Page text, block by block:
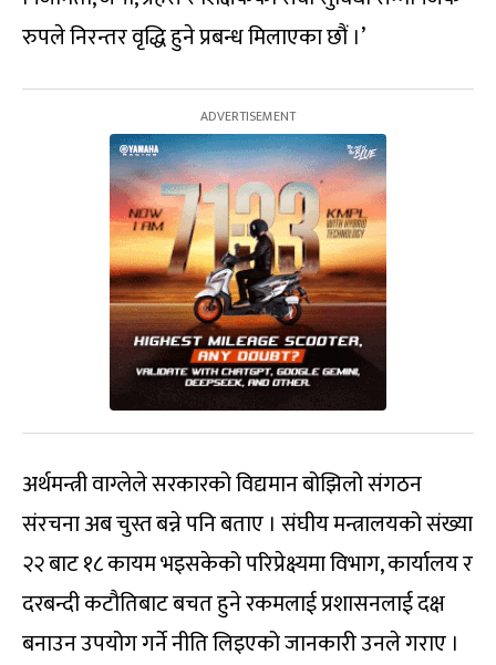
रुपले निरन्तर वृद्धि हुने प्रबन्ध मिलाएका छौं ।’
अर्थमन्त्री वाग्लेले सरकारको विद्यमान बोझिलो संगठन
संरचना अब चुस्त बन्ने पनि बताए । संघीय मन्त्रालयको संख्या
२२ बाट १८ कायम भइसकेको परिप्रेक्ष्यमा विभाग, कार्यालय र
दरबन्दी कटौतिबाट बचत हुने रकमलाई प्रशासनलाई दक्ष
बनाउन उपयोग गर्ने नीति लिइएको जानकारी उनले गराए ।